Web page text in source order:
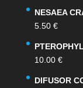
NESAEA
5.50 €
10.00 €
DIFUSOR